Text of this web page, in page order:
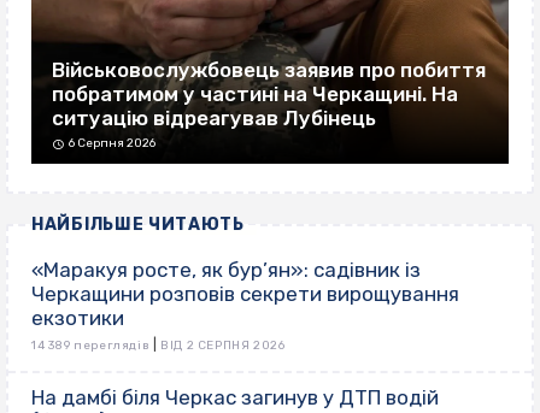
Військовослужбовець заявив про побиття
побратимом у частині на Черкащині. На
ситуацію відреагував Лубінець
6 Серпня 2026
НАЙБІЛЬШЕ ЧИТАЮТЬ
«Маракуя росте, як бур’ян»: садівник із
Черкащини розповів секрети вирощування
екзотики
14 389 переглядів ВІД 2 СЕРПНЯ 2026
На дамбі біля Черкас загинув у ДТП водій